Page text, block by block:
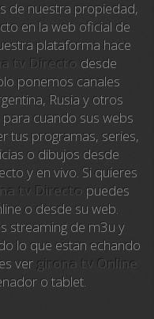
de nuestra propiedad,
en la web oficial de
plataforma hace
tv Directo desde
ponemos canales
Rusia y otros
para cuando sus webs
tus programas, series,
o dibujos desde
y en vivo. Si quieres
tv Directo puedes
o desde su web.
streaming de m3u y
lo que estan echando
ver girona tv Online
o tablet.